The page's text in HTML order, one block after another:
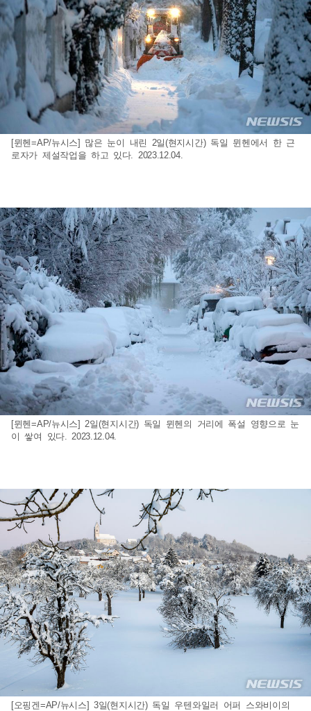
[뮌헨=AP/뉴시스] 많은 눈이 내린 2일(현지시간) 독일 뮌헨에서 한 근
로자가 제설작업을 하고 있다. 2023.12.04.
[뮌헨=AP/뉴시스] 2일(현지시간) 독일 뮌헨의 거리에 폭설 영향으로 눈
이 쌓여 있다. 2023.12.04.
[오핑겐=AP/뉴시스] 3일(현지시간) 독일 우텐와일러 어퍼 스와비이의